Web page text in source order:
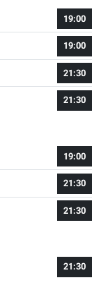
19:00
19:00
21:30
21:30
19:00
21:30
21:30
21:30